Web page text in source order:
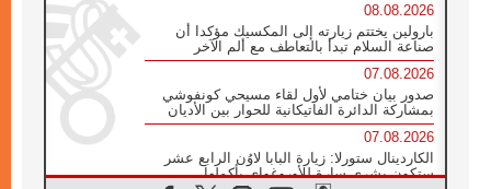
08.08.2026
بارولين يختتم زيارته إلى المكسيك مؤكدا أن
صناعة السلام تبدأ بالتعاطف مع ألم الآخر
07.08.2026
صدور بيان ختامي لأول لقاء مسيحي كونفوشي
بمشاركة الدائرة الفاتيكانية للحوار بين الأديان
07.08.2026
الكاردينال ستورلا: زيارة البابا لاوُن الرابع عشر
ستكون بشرى سارة للأوروغواي بأكملها